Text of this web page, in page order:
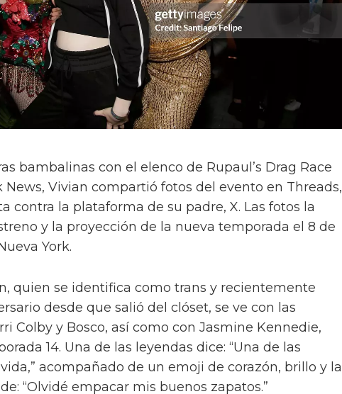
bambalinas con el elenco de Rupaul’s Drag Race
News, Vivian compartió fotos del evento en Threads,
contra la plataforma de su padre, X. Las fotos la
y la proyección de la nueva temporada el 8 de
York.
quien se identifica como trans y recientemente
desde que salió del clóset, se ve con las
Colby y Bosco, así como con Jasmine Kennedie,
14. Una de las leyendas dice: “Una de las
acompañado de un emoji de corazón, brillo y la
“Olvidé empacar mis buenos zapatos.”